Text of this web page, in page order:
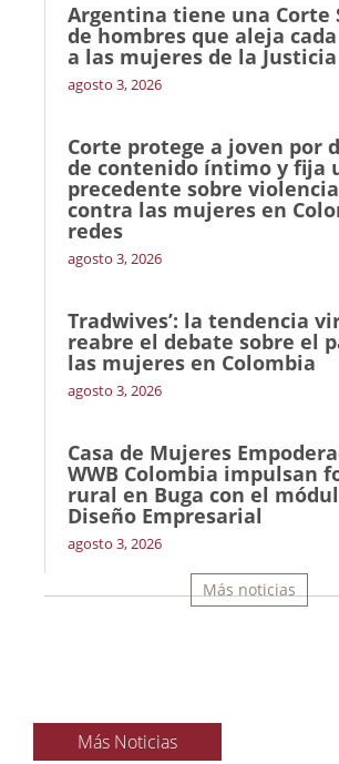
Argentina tiene una Corte
de hombres que aleja
a las mujeres de la Justicia
agosto 3, 2026
Corte protege a joven por
de contenido íntimo y fija
precedente sobre
contra las mujeres en
redes
agosto 3, 2026
Tradwives’: la tendencia
reabre el debate sobre el
las mujeres en Colombia
agosto 3, 2026
Casa de Mujeres
WWB Colombia impulsan
rural en Buga con el
Diseño Empresarial
agosto 3, 2026
Más noticias
Más Noticias